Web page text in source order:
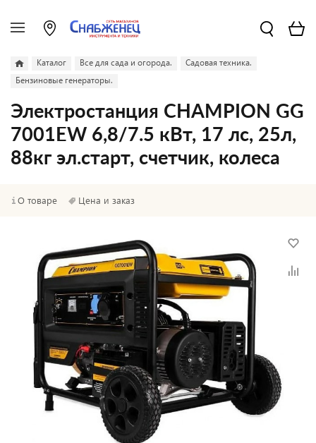
Каталог Все для сада и огорода.
Садовая техника.
Бензиновые генераторы.
Электростанция CHAMPION GG
7001EW 6,8/7.5 кВт, 17 лс, 25л,
88кг эл.старт, счетчик, колеса
О товаре Цена и заказ